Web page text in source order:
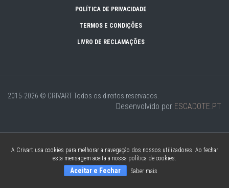
POLÍTICA DE PRIVACIDADE
TERMOS E CONDIÇÕES
LIVRO DE RECLAMAÇÕES
2015-2026 © CRIVARTTodos os direitos reservados.
Desenvolvido por ESCADOTE.PT
A Crivart usa cookies para melhorar a navegação dos nossos utilizadores. Ao fechar
esta mensagem aceita a nossa política de cookies.
Aceitar e Fechar Saber mais